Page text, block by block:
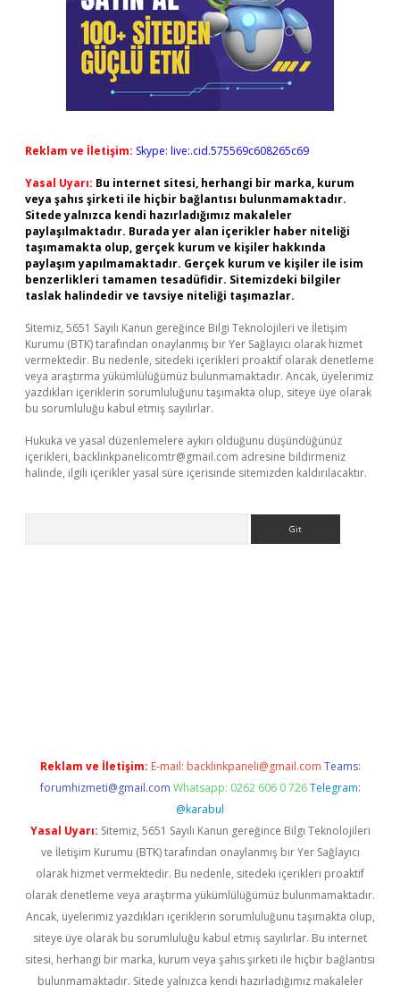
Reklam ve İletişim: Skype: live:.cid.575569c608265c69
Yasal Uyarı: Bu internet sitesi, herhangi bir marka, kurum
veya şahıs şirketi ile hiçbir bağlantısı bulunmamaktadır.
Sitede yalnızca kendi hazırladığımız makaleler
paylaşılmaktadır. Burada yer alan içerikler haber niteliği
taşımamakta olup, gerçek kurum ve kişiler hakkında
paylaşım yapılmamaktadır. Gerçek kurum ve kişiler ile isim
benzerlikleri tamamen tesadüfidir. Sitemizdeki bilgiler
taslak halindedir ve tavsiye niteliği taşımazlar.
Sitemiz, 5651 Sayılı Kanun gereğince Bilgi Teknolojileri ve İletişim
Kurumu (BTK) tarafından onaylanmış bir Yer Sağlayıcı olarak hizmet
vermektedir. Bu nedenle, sitedeki içerikleri proaktif olarak denetleme
veya araştırma yükümlülüğümüz bulunmamaktadır. Ancak, üyelerimiz
yazdıkları içeriklerin sorumluluğunu taşımakta olup, siteye üye olarak
bu sorumluluğu kabul etmiş sayılırlar.
Hukuka ve yasal düzenlemelere aykırı olduğunu düşündüğünüz
içerikleri, backlinkpanelicomtr@gmail.com adresine bildirmeniz
halinde, ilgili içerikler yasal süre içerisinde sitemizden kaldırılacaktır.
Reklam ve İletişim: E-mail: backlinkpaneli@gmail.com Teams:
forumhizmeti@gmail.com Whatsapp: 0262 606 0 726 Telegram:
@karabul
Yasal Uyarı: Sitemiz, 5651 Sayılı Kanun gereğince Bilgi Teknolojileri
ve İletişim Kurumu (BTK) tarafından onaylanmış bir Yer Sağlayıcı
olarak hizmet vermektedir. Bu nedenle, sitedeki içerikleri proaktif
olarak denetleme veya araştırma yükümlülüğümüz bulunmamaktadır.
Ancak, üyelerimiz yazdıkları içeriklerin sorumluluğunu taşımakta olup,
siteye üye olarak bu sorumluluğu kabul etmiş sayılırlar. Bu internet
sitesi, herhangi bir marka, kurum veya şahıs şirketi ile hiçbir bağlantısı
bulunmamaktadır. Sitede yalnızca kendi hazırladığımız makaleler